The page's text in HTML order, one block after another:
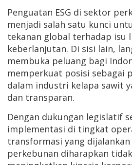
Penguatan ESG di sektor
menjadi salah satu kunci
tekanan global terhadap isu
keberlanjutan. Di sisi lain,
membuka peluang bagi
memperkuat posisi sebagai
dalam industri kelapa sawit
dan transparan.
Dengan dukungan legislatif
implementasi di tingkat
transformasi yang dijalankan
perkebunan diharapkan